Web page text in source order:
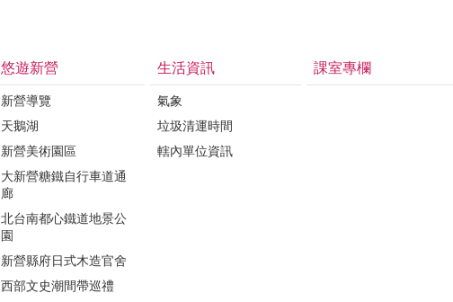
悠遊新營
新營導覽
天鵝湖
新營美術園區
大新營糖鐵自行車道通
廊
北台南都心鐵道地景公
園
新營縣府日式木造官舍
西部文史潮間帶巡禮
生活資訊
氣象
垃圾清運時間
轄內單位資訊
課室專欄